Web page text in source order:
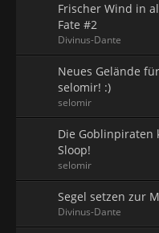
Frischer Wind in
Fate #2
Divinus-Dante
Neues Gelände
selomir! :)
selomir
Die Goblinpiraten
Sloop!
selomir
Segel setzen zur
Divinus-Dante